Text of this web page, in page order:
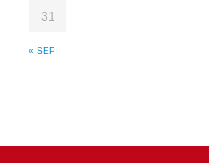
« SEP
31